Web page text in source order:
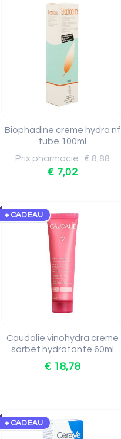
Biophadine creme hydra nf
tube 100ml
Prix pharmacie : € 8,88
€ 7,02
+ CADEAU
Caudalie vinohydra creme
sorbet hydratante 60ml
€ 18,78
+ CADEAU